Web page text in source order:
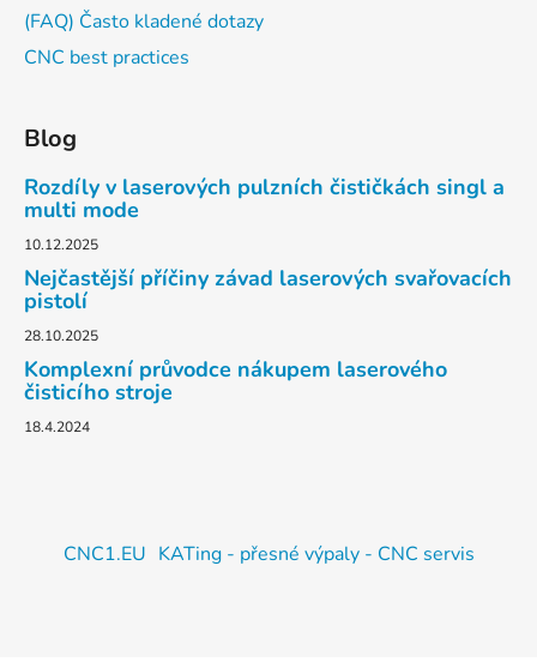
(FAQ) Často kladené dotazy
CNC best practices
Blog
Rozdíly v laserových pulzních čističkách singl a
multi mode
10.12.2025
Nejčastější příčiny závad laserových svařovacích
pistolí
28.10.2025
Komplexní průvodce nákupem laserového
čisticího stroje
18.4.2024
CNC1.EU KATing - přesné výpaly - CNC servis